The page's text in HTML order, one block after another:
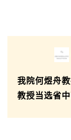
我院何煜舟
教授当选省